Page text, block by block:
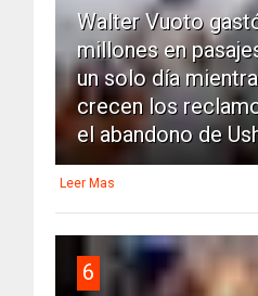
Walter Vuoto
millones en
un solo día
crecen los
el abandono de
Leer Mas
6